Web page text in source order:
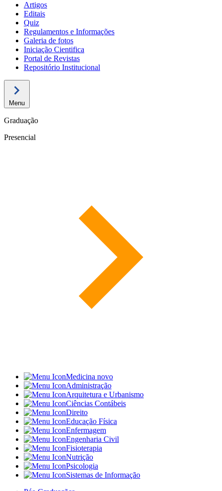
Artigos
Editais
Quiz
Regulamentos e Informações
Galeria de fotos
Iniciação Cientifica
Portal de Revistas
Repositório Institucional
Menu
Graduação
Presencial
Medicina novo
Administração
Arquitetura e Urbanismo
Ciências Contábeis
Direito
Educação Física
Enfermagem
Engenharia Civil
Fisioterapia
Nutrição
Psicologia
Sistemas de Informação